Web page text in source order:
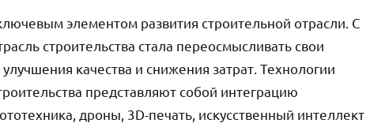
элементом развития строительной отрасли. С
строительства стала переосмысливать свои
качества и снижения затрат. Технологии
представляют собой интеграцию
дроны, 3D-печать, искусственный интеллект